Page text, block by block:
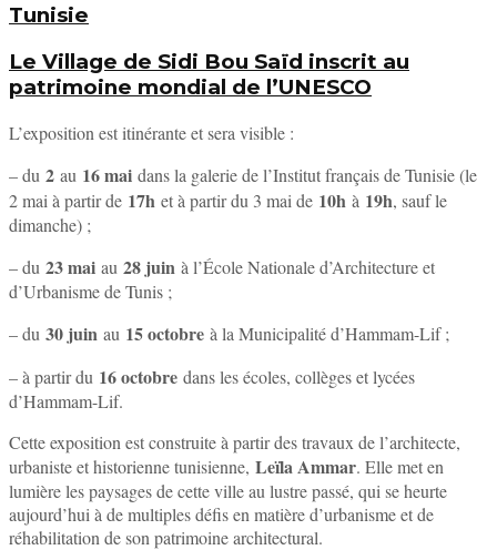
Tunisie
Le Village de Sidi Bou Saïd inscrit au
patrimoine mondial de l’UNESCO
L’exposition est itinérante et sera visible :
– du 2 au 16 mai dans la galerie de l’Institut français de Tunisie (le
2 mai à partir de 17h et à partir du 3 mai de 10h à 19h, sauf le
dimanche) ;
– du 23 mai au 28 juin à l’École Nationale d’Architecture et
d’Urbanisme de Tunis ;
– du 30 juin au 15 octobre à la Municipalité d’Hammam-Lif ;
– à partir du 16 octobre dans les écoles, collèges et lycées
d’Hammam-Lif.
Cette exposition est construite à partir des travaux de l’architecte,
urbaniste et historienne tunisienne, Leïla Ammar. Elle met en
lumière les paysages de cette ville au lustre passé, qui se heurte
aujourd’hui à de multiples défis en matière d’urbanisme et de
réhabilitation de son patrimoine architectural.